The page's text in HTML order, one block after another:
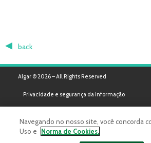
back
Algar © 2026 – All Rights Reserved
Privacidade e segurança da informação
Navegando no nosso site, você concorda
Uso e
Norma de Cookies.